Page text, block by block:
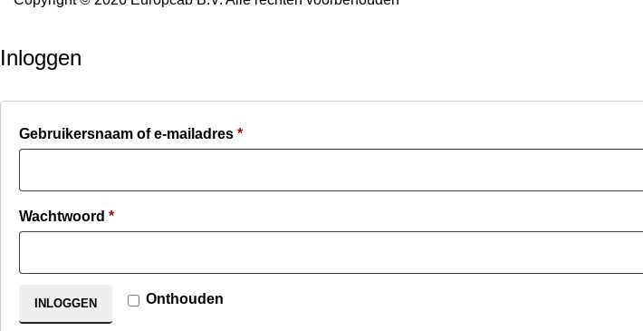
Inloggen
Gebruikersnaam of e-mailadres *Verplicht
Wachtwoord *Verplicht
Onthouden
INLOGGEN